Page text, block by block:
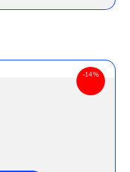
-14%